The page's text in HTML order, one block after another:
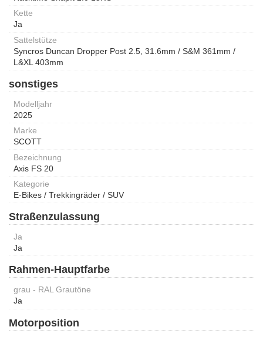
Kette
Ja
Sattelstütze
Syncros Duncan Dropper Post 2.5, 31.6mm / S&M 361mm /
L&XL 403mm
sonstiges
Modelljahr
2025
Marke
SCOTT
Bezeichnung
Axis FS 20
Kategorie
E-Bikes / Trekkingräder / SUV
Straßenzulassung
Ja
Ja
Rahmen-Hauptfarbe
grau - RAL Grautöne
Ja
Motorposition